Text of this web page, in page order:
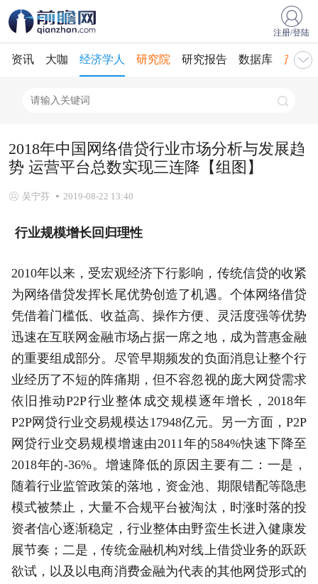
注册/登陆
资讯 大咖 经济学人 研究院 研究报告 数据库 产业
2018年中国网络借贷行业市场分析与发展趋
势 运营平台总数实现三连降【组图】
吴宁芬 2019-08-22 13:40
行业规模增长回归理性
2010年以来，受宏观经济下行影响，传统信贷的收紧
为网络借贷发挥长尾优势创造了机遇。个体网络借贷
凭借着门槛低、收益高、操作方便、灵活度强等优势
迅速在互联网金融市场占据一席之地，成为普惠金融
的重要组成部分。尽管早期频发的负面消息让整个行
业经历了不短的阵痛期，但不容忽视的庞大网贷需求
依旧推动P2P行业整体成交规模逐年增长，2018年
P2P网贷行业交易规模达17948亿元。另一方面，P2P
网贷行业交易规模增速由2011年的584%快速下降至
2018年的-36%。增速降低的原因主要有二：一是，
随着行业监管政策的落地，资金池、期限错配等隐患
模式被禁止，大量不合规平台被淘汰，时涨时落的投
资者信心逐渐稳定，行业整体由野蛮生长进入健康发
展节奏；二是，传统金融机构对线上借贷业务的跃跃
欲试，以及以电商消费金融为代表的其他网贷形式的